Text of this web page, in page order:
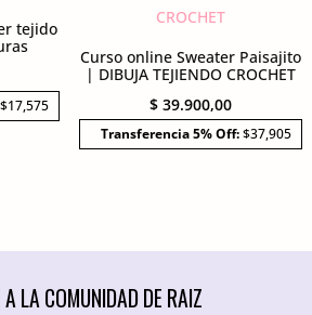
tejido
$17,575
Curso online Sweater Paisajito
| DIBUJA TEJIENDO CROCHET
$39.900,00
Transferencia 5% Off:$37,905
LA COMUNIDAD DE RAIZ